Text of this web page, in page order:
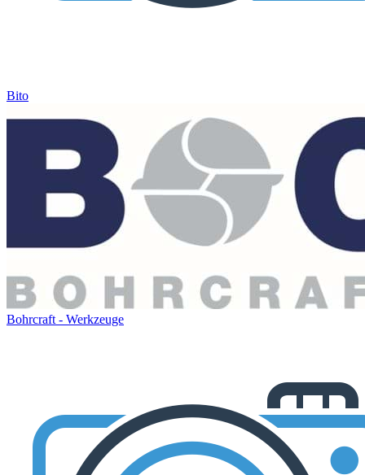
Bito
Bohrcraft - Werkzeuge